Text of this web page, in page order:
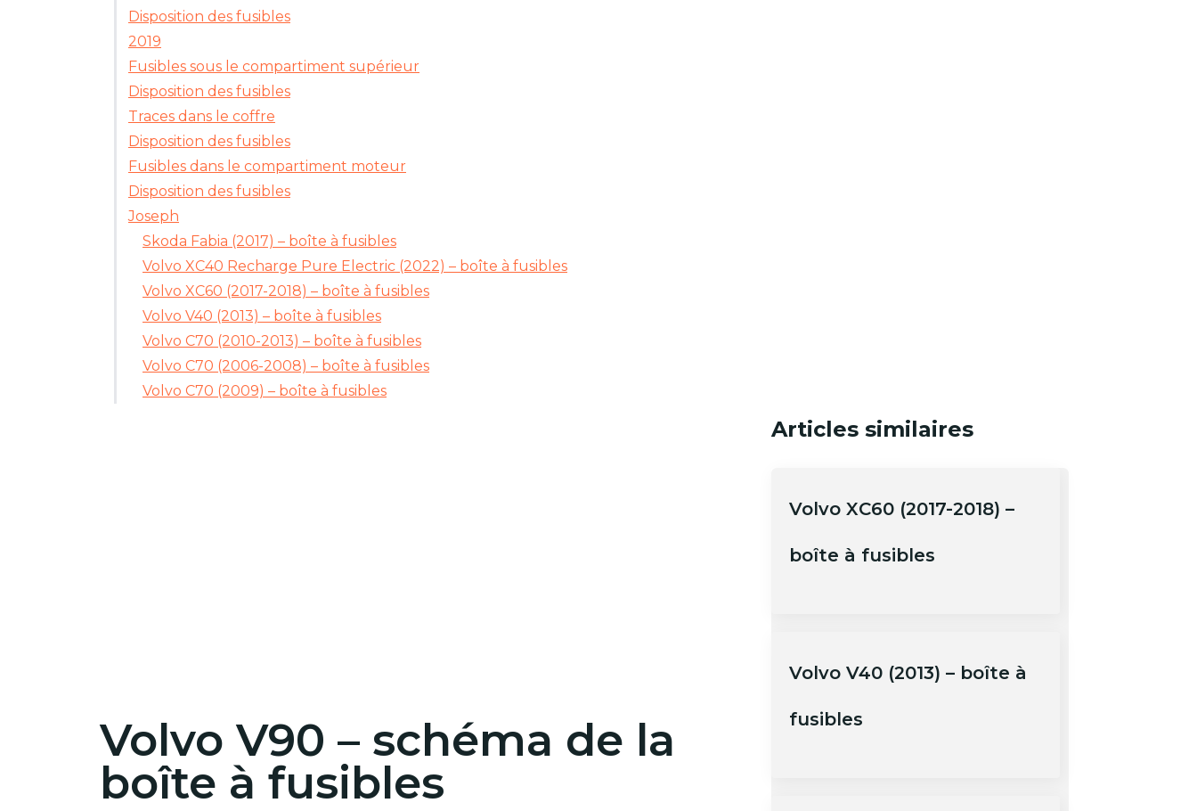
Disposition des fusibles
2019
Fusibles sous le compartiment supérieur
Disposition des fusibles
Traces dans le coffre
Disposition des fusibles
Fusibles dans le compartiment moteur
Disposition des fusibles
Joseph
Skoda Fabia (2017) – boîte à fusibles
Volvo XC40 Recharge Pure Electric (2022) – boîte à fusibles
Volvo XC60 (2017-2018) – boîte à fusibles
Volvo V40 (2013) – boîte à fusibles
Volvo C70 (2010-2013) – boîte à fusibles
Volvo C70 (2006-2008) – boîte à fusibles
Volvo C70 (2009) – boîte à fusibles
Volvo V90 – schéma de la
boîte à fusibles
Articles similaires
Volvo XC60 (2017-2018) –
boîte à fusibles
Volvo V40 (2013) – boîte à
fusibles